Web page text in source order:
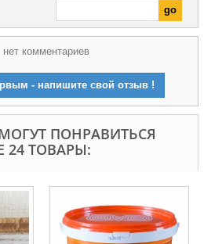
нет комментариев
- напишите свой отзыв !
ПОНРАВИТЬСЯ
ТОВАРЫ: